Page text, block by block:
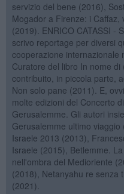
servizio del bene (2016),
Mogador a Firenze: i
(2019). ENRICO CATASSI -
scrivo reportage per diversi
cooperazione internazionale
Curatore del libro In nome
contribuito, in piccola parte,
Non solo pane (2011). E,
molte edizioni del Concerto
Gerusalemme. Gli autori
Gerusalemme ultimo viaggio
Israele 2013 (2013),
Israele (2015), Betlemme.
nell'ombra del Medioriente
(2018), Netanyahu re senza
(2021).